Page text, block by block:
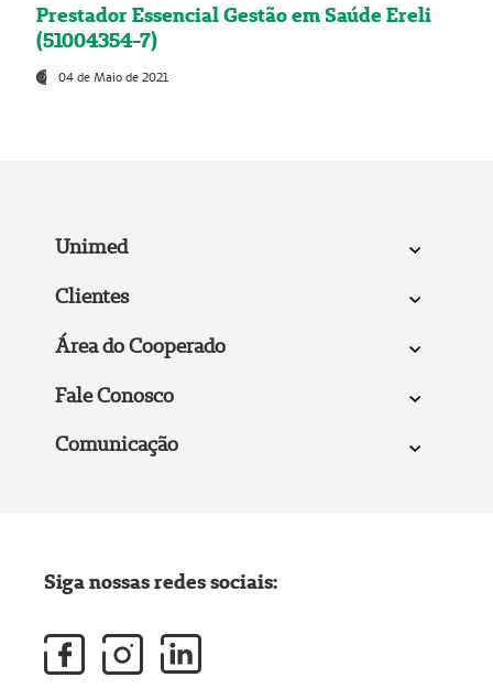
Prestador Essencial Gestão em Saúde Ereli
(51004354-7)
04 de Maio de 2021
Unimed
Clientes
Área do Cooperado
Fale Conosco
Comunicação
Siga nossas redes sociais: